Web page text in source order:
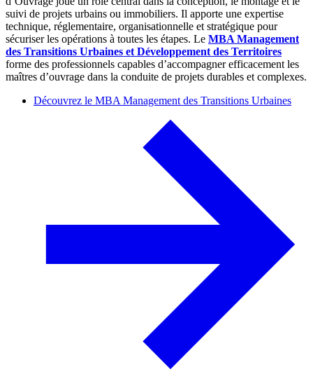
suivi de projets urbains ou immobiliers. Il apporte une expertise
technique, réglementaire, organisationnelle et stratégique pour
sécuriser les opérations à toutes les étapes. Le MBA Management
des Transitions Urbaines et Développement des Territoires
forme des professionnels capables d’accompagner efficacement les
maîtres d’ouvrage dans la conduite de projets durables et complexes.
Découvrez le MBA Management des Transitions Urbaines